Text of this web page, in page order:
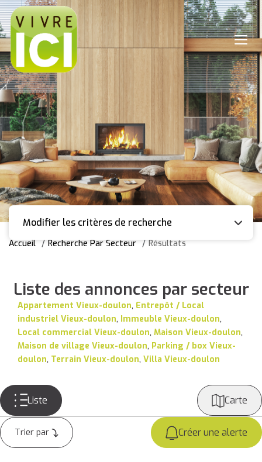
Modifier les critères de recherche
Accueil Recherche Par Secteur Résultats
Liste des annonces par secteur
Appartement Vieux-doulon, Entrepôt / Local
industriel Vieux-doulon, Immeuble Vieux-doulon,
Local commercial Vieux-doulon, Maison Vieux-doulon,
Maison de village Vieux-doulon, Parking / box Vieux-
doulon, Terrain Vieux-doulon, Villa Vieux-doulon
Créer une alerte
Liste Carte